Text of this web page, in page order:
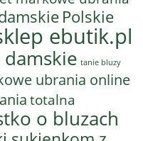
Polskie
ebutik.pl
tanie bluzy
ubrania online
totalna
o bluzach